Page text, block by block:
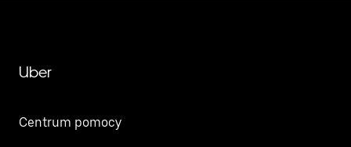
Uber
Centrum pomocy